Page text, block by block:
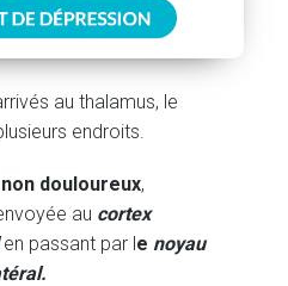
au thalamus, le
endroits.
douloureux,
au cortex
en passant par le noyau